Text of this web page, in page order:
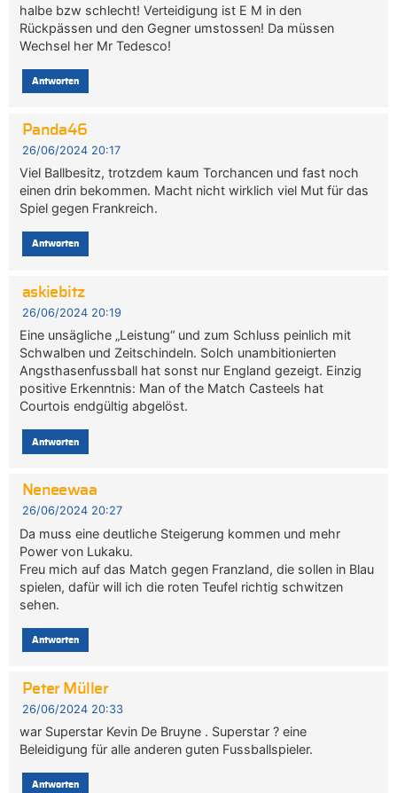
halbe bzw schlecht! Verteidigung ist E M in den
Rückpässen und den Gegner umstossen! Da müssen
Wechsel her Mr Tedesco!
Antworten
Panda46
26/06/2024 20:17
Viel Ballbesitz, trotzdem kaum Torchancen und fast noch
einen drin bekommen. Macht nicht wirklich viel Mut für das
Spiel gegen Frankreich.
Antworten
askiebitz
26/06/2024 20:19
Eine unsägliche „Leistung“ und zum Schluss peinlich mit
Schwalben und Zeitschindeln. Solch unambitionierten
Angsthasenfussball hat sonst nur England gezeigt. Einzig
positive Erkenntnis: Man of the Match Casteels hat
Courtois endgültig abgelöst.
Antworten
Neneewaa
26/06/2024 20:27
Da muss eine deutliche Steigerung kommen und mehr
Power von Lukaku.
Freu mich auf das Match gegen Franzland, die sollen in Blau
spielen, dafür will ich die roten Teufel richtig schwitzen
sehen.
Antworten
Peter Müller
26/06/2024 20:33
war Superstar Kevin De Bruyne . Superstar ? eine
Beleidigung für alle anderen guten Fussballspieler.
Antworten